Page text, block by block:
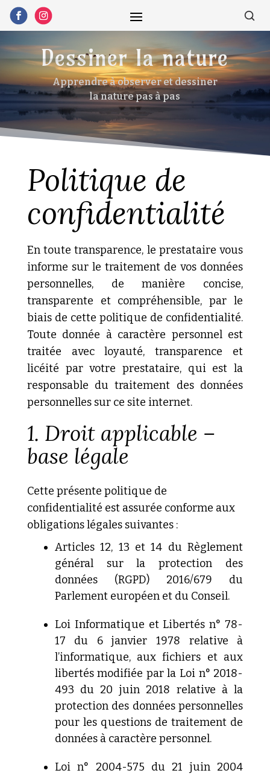
Dessiner la nature
Apprendre à observer et dessiner
la nature pas à pas
Politique de
confidentialité
En toute transparence, le prestataire vous
informe sur le traitement de vos données
personnelles, de manière concise,
transparente et compréhensible, par le
biais de cette politique de confidentialité.
Toute donnée à caractère personnel est
traitée avec loyauté, transparence et
licéité par votre prestataire, qui est la
responsable du traitement des données
personnelles sur ce site internet.
1. Droit applicable –
base légale
Cette présente politique de
confidentialité est assurée conforme aux
obligations légales suivantes :
Articles12, 13 et 14 du Règlement
général sur la protection des
données (RGPD) 2016/679 du
Parlement européen et du Conseil.
Loi Informatique et Libertés n° 78-
17 du 6 janvier 1978 relative à
l’informatique, aux fichiers et aux
libertés modifiée par la Loi n° 2018-
493 du 20 juin 2018 relative à la
protection des donnéespersonnelles
pour les questions de traitement de
données à caractère personnel.
Loi n° 2004-575 du 21 juin 2004